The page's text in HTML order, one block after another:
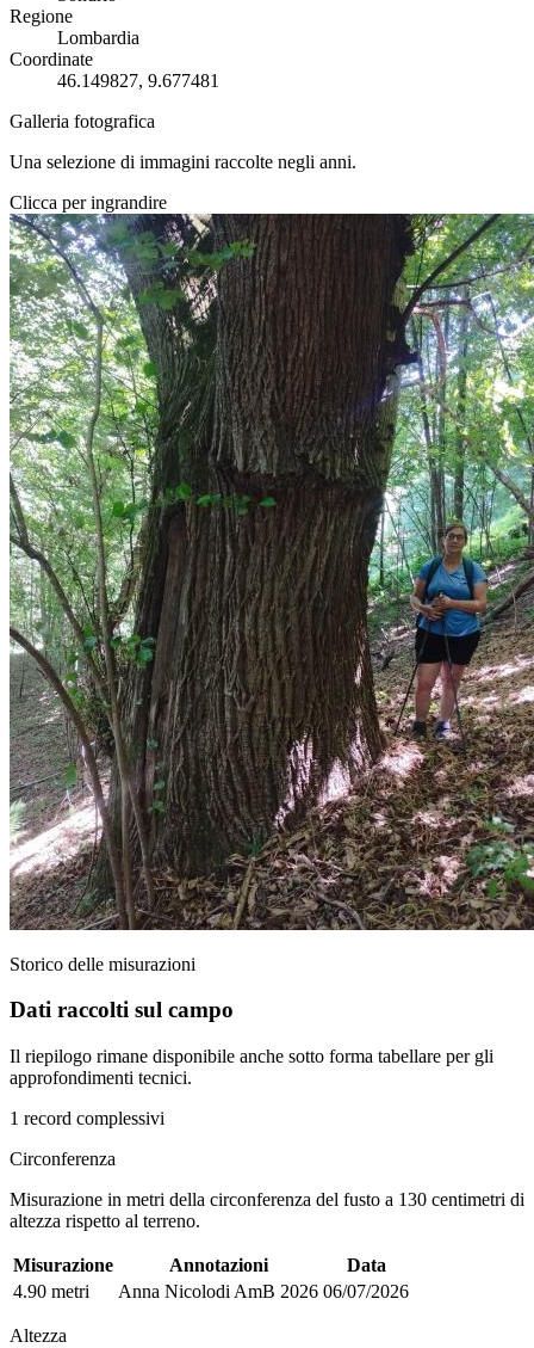
Regione
Lombardia
Coordinate
46.149827, 9.677481
Galleria fotografica
Una selezione di immagini raccolte negli anni.
Clicca per ingrandire
Storico delle misurazioni
Dati raccolti sul campo
Il riepilogo rimane disponibile anche sotto forma tabellare per gli
approfondimenti tecnici.
1 record complessivi
Circonferenza
Misurazione in metri della circonferenza del fusto a 130 centimetri di
altezza rispetto al terreno.
Misurazione Annotazioni
Data
4.90 metri
Anna Nicolodi AmB 2026 06/07/2026
Altezza